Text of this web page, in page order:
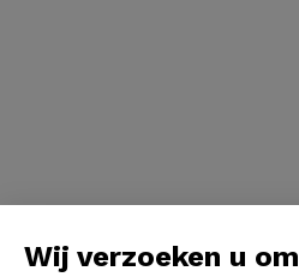
Wij verzoeken u om